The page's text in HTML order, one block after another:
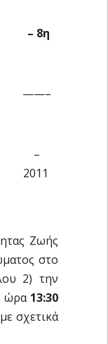
– 8η
——–
–
2011
Ζωής
στο
2) την
ώρα 13:30
σχετικά